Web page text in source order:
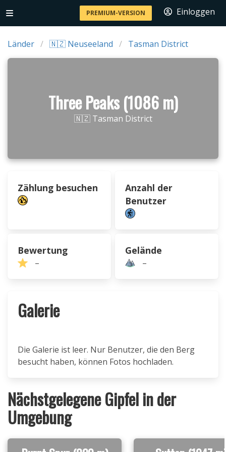
PREMIUM-VERSION Einloggen
Länder 🇳🇿 Neuseeland Tasman District
Three Peaks (1086 m)
🇳🇿 Tasman District
Zählung besuchen
Anzahl der
Benutzer
Bewertung
–
Gelände
–
Galerie
Die Galerie ist leer. Nur Benutzer, die den Berg
besucht haben, können Fotos hochladen.
Nächstgelegene Gipfel in der
Umgebung